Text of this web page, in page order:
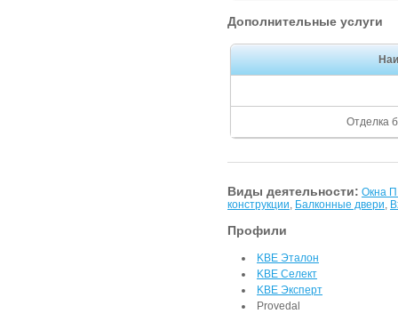
Дополнительные услуги
Отделка
Виды деятельности: Окна
конструкции, Балконные двери,
Профили
KBE Эталон
KBE Селект
KBE Эксперт
Provedal